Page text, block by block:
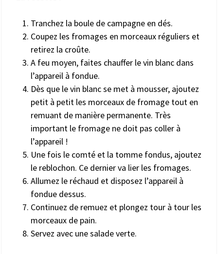
Tranchez la boule de campagne en dés.
Coupez les fromages en morceaux réguliers et
retirez la croûte.
A feu moyen, faites chauffer le vin blanc dans
l’appareil à fondue.
Dès que le vin blanc se met à mousser, ajoutez
petit à petit les morceaux de fromage tout en
remuant de manière permanente. Très
important le fromage ne doit pas coller à
l’appareil !
Une fois le comté et la tomme fondus, ajoutez
le reblochon. Ce dernier va lier les fromages.
Allumez le réchaud et disposez l’appareil à
fondue dessus.
Continuez de remuez et plongez tour à tour les
morceaux de pain.
Servez avec une salade verte.